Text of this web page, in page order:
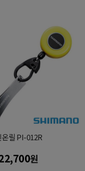
릴 PI-012R
원